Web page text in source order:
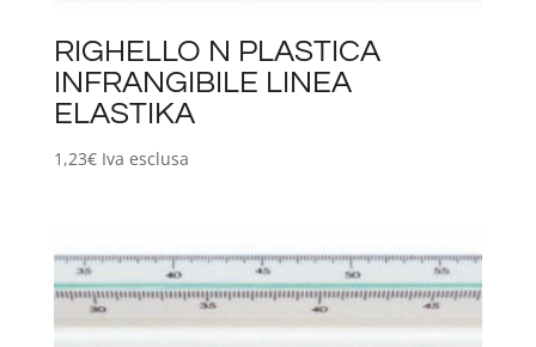
RIGHELLO N PLASTICA
INFRANGIBILE LINEA
ELASTIKA
1,23€ Iva esclusa